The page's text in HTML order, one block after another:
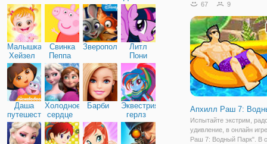
Найтс
Малышка
Хейзел
Свинка
Пеппа
Зверополис
Литл
Пони
Дружба
Даша
путешественница
Холодное
сердце
Барби
Эквестрия
герлз
рыбачить хоть весь
руках
67 9
Апхилл Раш 7:
Испытайте экстрим,
удивление, в онлайн
Раш 7: Водный Парк". В